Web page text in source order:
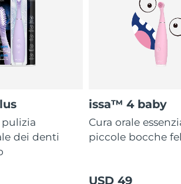
dei denti
issa™ 4 baby
Cura orale
piccole bocche
USD 49